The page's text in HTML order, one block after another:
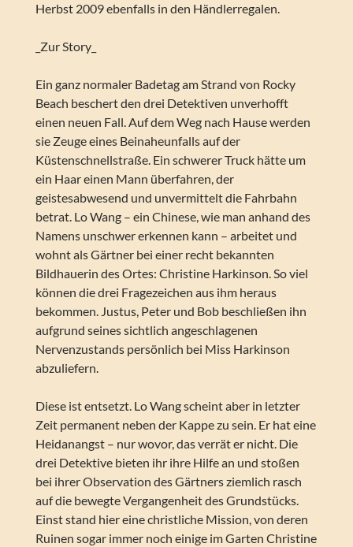
Herbst 2009 ebenfalls in den Händlerregalen.
_Zur Story_
Ein ganz normaler Badetag am Strand von Rocky
Beach beschert den drei Detektiven unverhofft
einen neuen Fall. Auf dem Weg nach Hause werden
sie Zeuge eines Beinaheunfalls auf der
Küstenschnellstraße. Ein schwerer Truck hätte um
ein Haar einen Mann überfahren, der
geistesabwesend und unvermittelt die Fahrbahn
betrat. Lo Wang – ein Chinese, wie man anhand des
Namens unschwer erkennen kann – arbeitet und
wohnt als Gärtner bei einer recht bekannten
Bildhauerin des Ortes: Christine Harkinson. So viel
können die drei Fragezeichen aus ihm heraus
bekommen. Justus, Peter und Bob beschließen ihn
aufgrund seines sichtlich angeschlagenen
Nervenzustands persönlich bei Miss Harkinson
abzuliefern.
Diese ist entsetzt. Lo Wang scheint aber in letzter
Zeit permanent neben der Kappe zu sein. Er hat eine
Heidanangst – nur wovor, das verrät er nicht. Die
drei Detektive bieten ihr ihre Hilfe an und stoßen
bei ihrer Observation des Gärtners ziemlich rasch
auf die bewegte Vergangenheit des Grundstücks.
Einst stand hier eine christliche Mission, von deren
Ruinen sogar immer noch einige im Garten Christine